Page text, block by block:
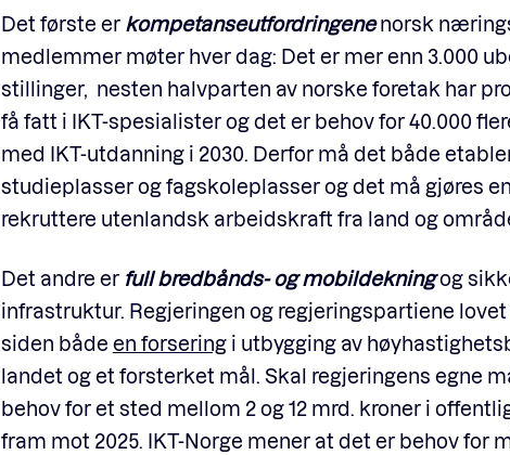
Det første er kompetanseutfordringene norsk
medlemmer møter hver dag: Det er mer enn 3.000
stillinger, nesten halvparten av norske foretak har
få fatt i IKT-spesialister og det er behov for 40.000
med IKT-utdanning i 2030. Derfor må det både
studieplasser og fagskoleplasser og det må gjøres
rekruttere utenlandsk arbeidskraft fra land og
Det andre er full bredbånds- og mobildekningog
infrastruktur. Regjeringen og regjeringspartiene
siden både en forseringi utbygging av
landet og et forsterket mål. Skal regjeringens egne
behov for et sted mellom 2 og 12 mrd. kroner i
fram mot 2025. IKT-Norge mener at det er behov for